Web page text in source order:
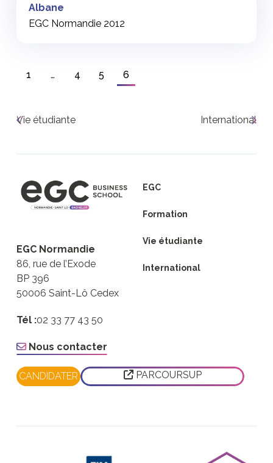
Albane
EGC Normandie 2012
1 … 4 5 6
Vie étudiante International
EGC Normandie
86, rue de l’Exode
BP 396
50006 Saint-Lô Cedex
Tél :02 33 77 43 50
Nous contacter
EGC
Formation
Vie étudiante
International
CANDIDATER PARCOURSUP